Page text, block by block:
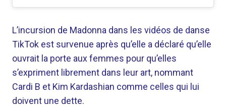
L’incursion de Madonna dans les vidéos de danse
TikTok est survenue après qu’elle a déclaré qu’elle
ouvrait la porte aux femmes pour qu’elles
s’expriment librement dans leur art, nommant
Cardi B et Kim Kardashian comme celles qui lui
doivent une dette.